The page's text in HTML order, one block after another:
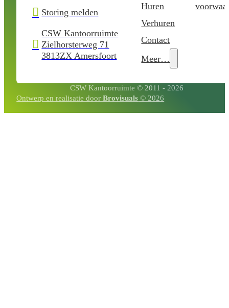
 Storing melden

CSW Kantoorruimte
Zielhorsterweg 71
3813ZX Amersfoort
Huren
Verhuren
Contact
Meer…
CSW Kantoorruimte © 2011 - 2026
Ontwerp en realisatie doorBrovisuals © 2026